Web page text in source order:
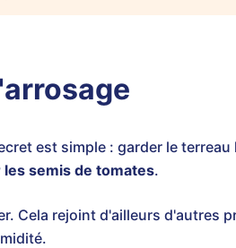
est simple : garder le
semis de tomates.
Cela rejoint d'ailleurs d'autres